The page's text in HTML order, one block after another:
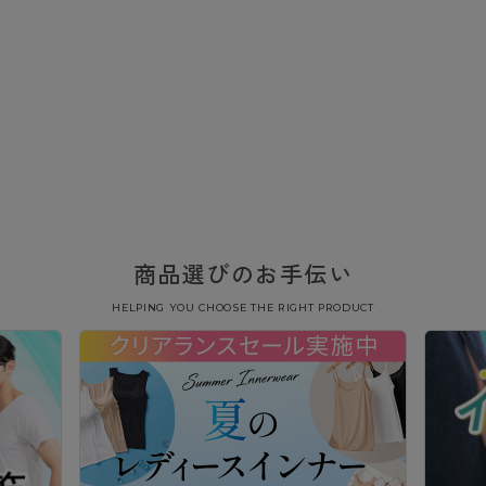
商品選びのお手伝い
HELPING YOU CHOOSE THE RIGHT PRODUCT